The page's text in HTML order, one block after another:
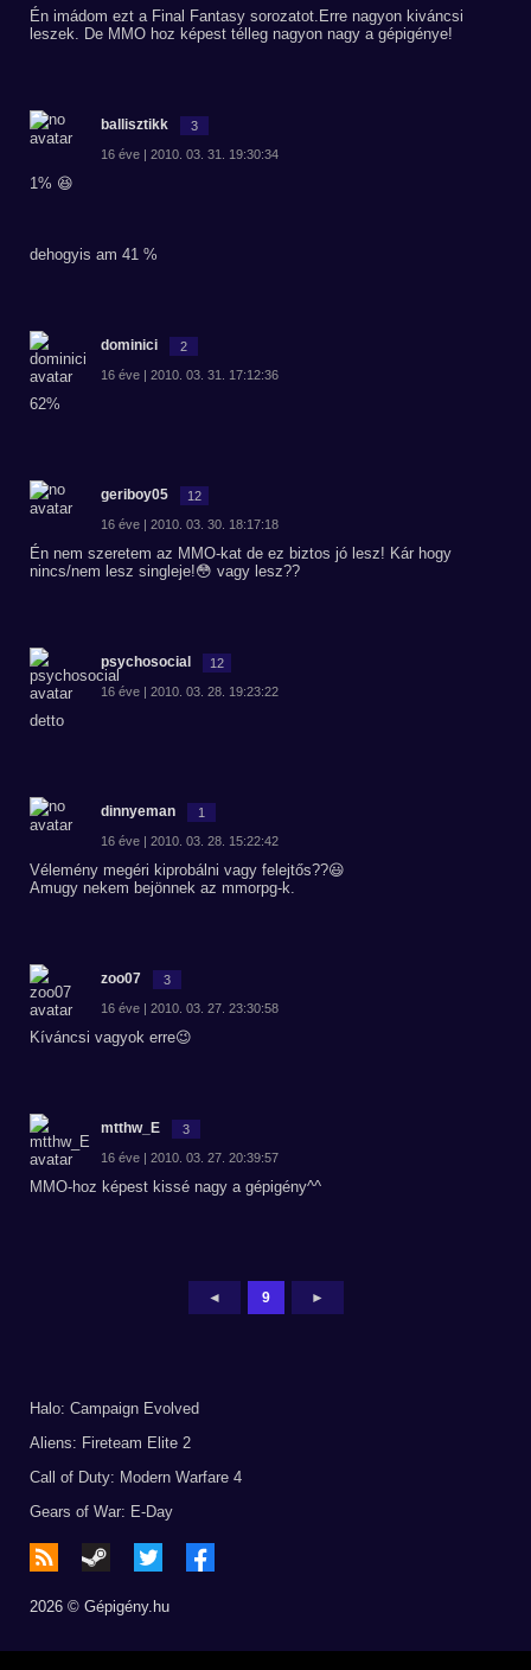
Én imádom ezt a Final Fantasy sorozatot.Erre nagyon kiváncsi
leszek. De MMO hoz képest télleg nagyon nagy a gépigénye!
ballisztikk 3
16 éve | 2010. 03. 31. 19:30:34
1% 😆
dehogyis am 41 %
dominici 2
16 éve | 2010. 03. 31. 17:12:36
62%
geriboy05 12
16 éve | 2010. 03. 30. 18:17:18
Én nem szeretem az MMO-kat de ez biztos jó lesz! Kár hogy
nincs/nem lesz singleje!😳 vagy lesz??
psychosocial 12
16 éve | 2010. 03. 28. 19:23:22
detto
dinnyeman 1
16 éve | 2010. 03. 28. 15:22:42
Vélemény megéri kiprobálni vagy felejtős??😃
Amugy nekem bejönnek az mmorpg-k.
zoo07 3
16 éve | 2010. 03. 27. 23:30:58
Kíváncsi vagyok erre😉
mtthw_E 3
16 éve | 2010. 03. 27. 20:39:57
MMO-hoz képest kissé nagy a gépigény^^
◄ 9 ►
Halo: Campaign Evolved
Aliens: Fireteam Elite 2
Call of Duty: Modern Warfare 4
Gears of War: E-Day
2026 © Gépigény.hu